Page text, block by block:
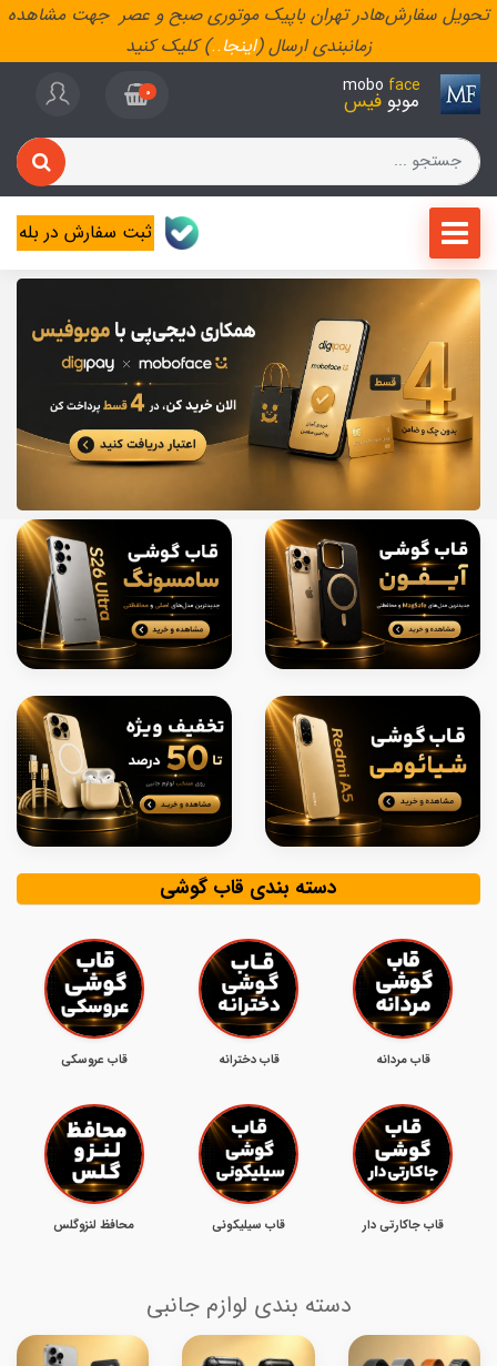
تحویل سفارش‌هادر تهران باپیک موتوری صبح و عصر جهت مشاهده
زمانبندی ارسال (اینجا..) کلیک کنید
mobo face
موبو فیس 0
ثبت سفارش در بله
دسته بندی قاب گوشی
قاب مردانه قاب دخترانه قاب عروسکی
قاب جاکارتی دار قاب سیلیکونی محافظ لنزوگلس
دسته بندی لوازم جانبی